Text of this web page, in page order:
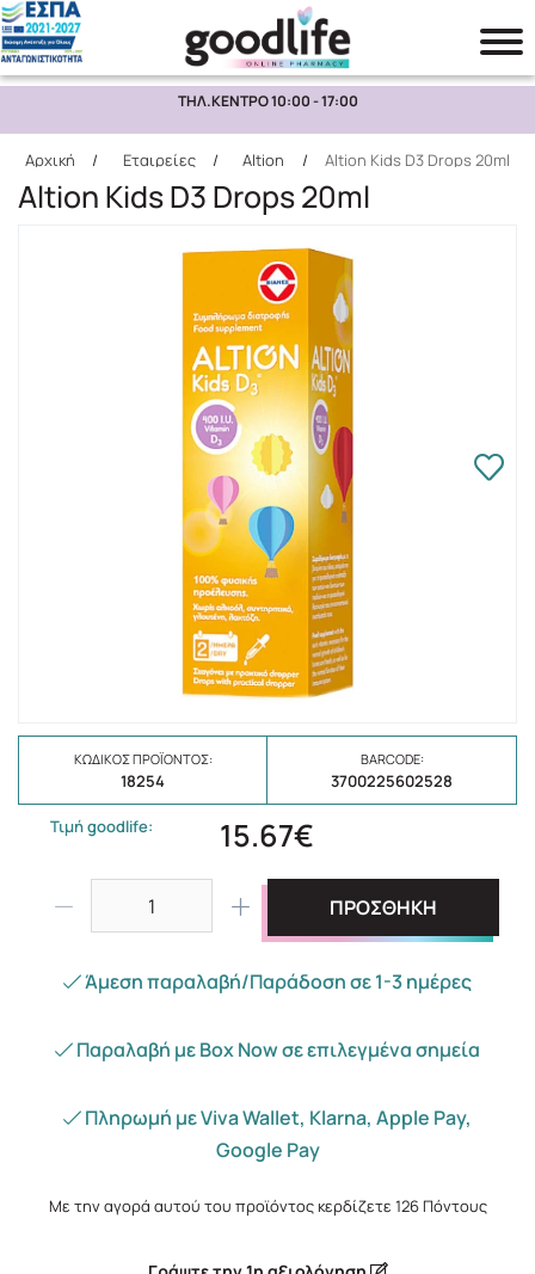
Αναζήτηση
ΤΗΛ.ΚΕΝΤΡΟ 10:00 - 17:00
Αρχική / Εταιρείες / Altion / Altion Kids D3 Drops 20ml
Altion Kids D3 Drops 20ml
ΚΩΔΙΚΌΣ ΠΡΟΪΌΝΤΟΣ:
18254
BARCODE:
3700225602528
Τιμή goodlife: 15.67€
ΠΡΟΣΘΗΚΗ
Άμεση παραλαβή/Παράδοση σε 1-3 ημέρες
Παραλαβή με Box Now σε επιλεγμένα σημεία
Πληρωμή με Viva Wallet, Klarna, Apple Pay,
Google Pay
Με την αγορά αυτού του προϊόντος κερδίζετε 126 Πόντους